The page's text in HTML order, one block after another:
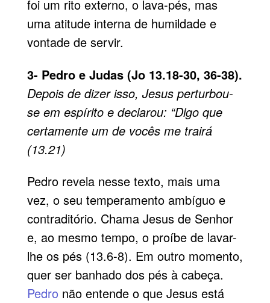
foi um rito externo, o lava-pés, mas
uma atitude interna de humildade e
vontade de servir.
3- Pedro e Judas (Jo 13.18-30, 36-38).
Depois de dizer isso, Jesus perturbou-
se em espírito e declarou: “Digo que
certamente um de vocês me trairá
(13.21)
Pedro revela nesse texto, mais uma
vez, o seu temperamento ambíguo e
contraditório. Chama Jesus de Senhor
e, ao mesmo tempo, o proíbe de lavar-
lhe os pés (13.6-8). Em outro momento,
quer ser banhado dos pés à cabeça.
Pedronão entende o que Jesus está